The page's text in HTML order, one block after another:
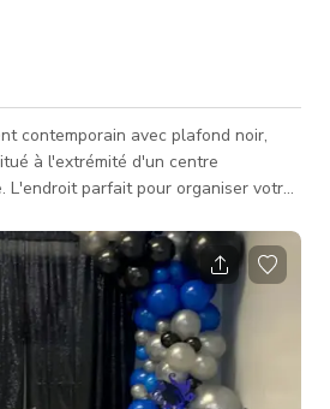
contemporain avec plafond noir,
à l'extrémité d'un centre
L'endroit parfait pour organiser votre
événements d'entreprise,
Concept ouvert, prêt